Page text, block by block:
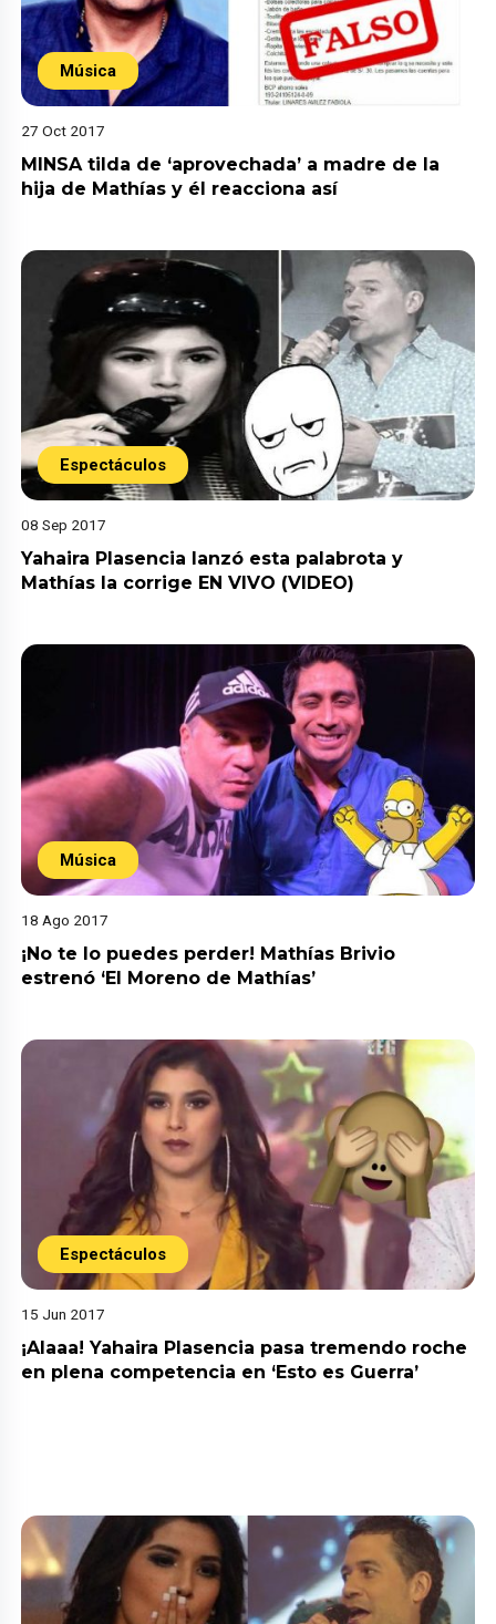
Música
27 Oct 2017
MINSA tilda de ‘aprovechada’ a madre de la
hija de Mathías y él reacciona así
Espectáculos
08 Sep 2017
Yahaira Plasencia lanzó esta palabrota y
Mathías la corrige EN VIVO (VIDEO)
Música
18 Ago 2017
¡No te lo puedes perder! Mathías Brivio
estrenó ‘El Moreno de Mathías’
Espectáculos
15 Jun 2017
¡Alaaa! Yahaira Plasencia pasa tremendo roche
en plena competencia en ‘Esto es Guerra’